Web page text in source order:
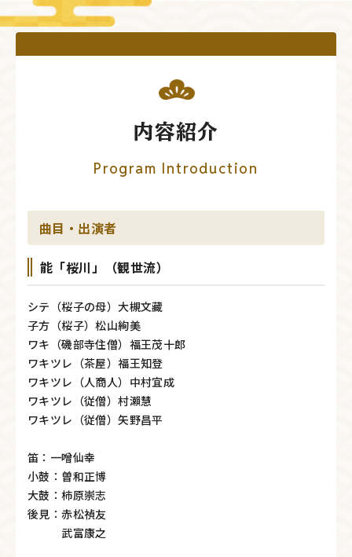
内容紹介
Program Introduction
曲目・出演者
能「桜川」（観世流）
シテ（桜子の母）大槻文藏
子方（桜子）松山絢美
ワキ（磯部寺住僧）福王茂十郎
ワキツレ（茶屋）福王知登
ワキツレ（人商人）中村宜成
ワキツレ（従僧）村瀨慧
ワキツレ（従僧）矢野昌平
笛：一噌仙幸
小鼓：曽和正博
大鼓：柿原崇志
後見：赤松禎友
武富康之